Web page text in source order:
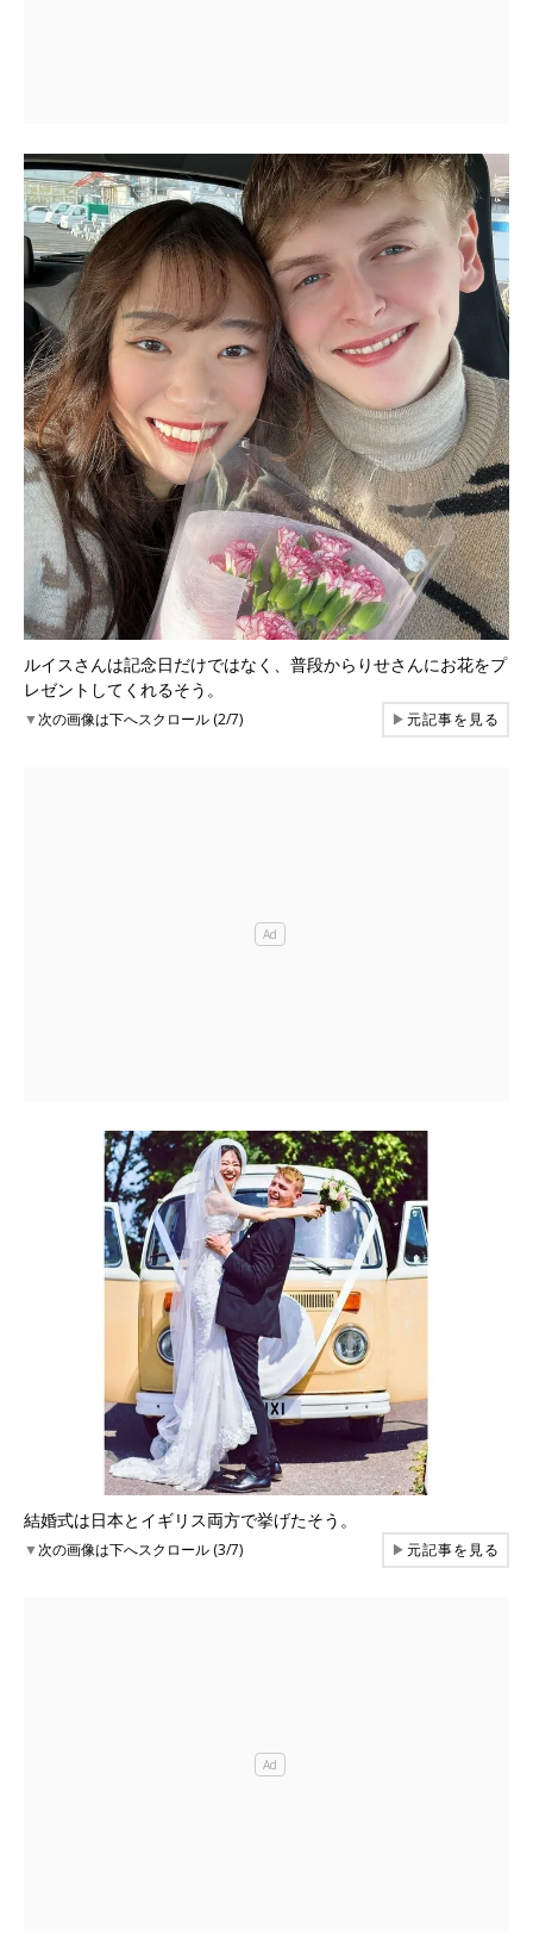
ルイスさんは記念日だけではなく、普段からりせさんにお花をプ
レゼントしてくれるそう。
▼次の画像は下へスクロール (2/7) ▶元記事を見る
結婚式は日本とイギリス両方で挙げたそう。
▼次の画像は下へスクロール (3/7) ▶元記事を見る